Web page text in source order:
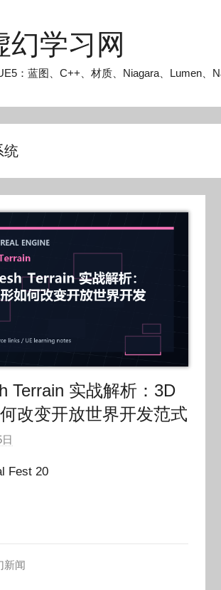
幻学习网
：蓝图、C++、材质、Niagara、Lumen、
统
Terrain 实战解析：3D
改变开放世界开发范式
:
g
Fest 20
新闻